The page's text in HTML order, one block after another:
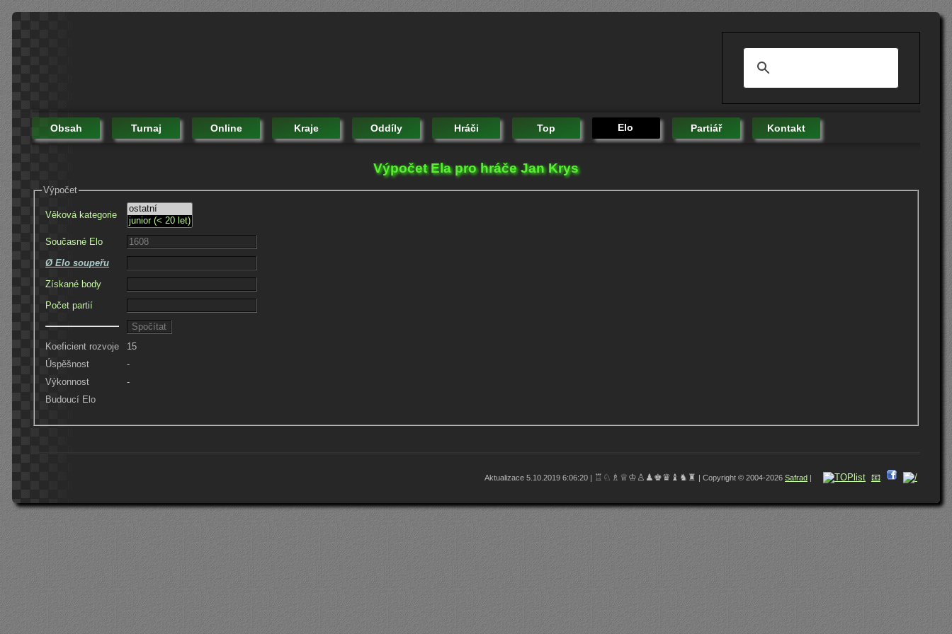
Obsah Turnaj Online Kraje Oddíly Hráči Top Elo Partiář Kontakt
Výpočet Ela pro hráče Jan Krys
Výpočet
Věková kategorie
Současné Elo
Ø Elo soupeřu
Získané body
Počet partií
Koeficient rozvoje
15
Úspěšnost
-
Výkonnost
-
Budoucí Elo
Aktualizace 5.10.2019 6:06:20 | ♖♘♗♕♔♙♟♚♛♝♞♜ | Copyright © 2004-2026 Safrad | 📧